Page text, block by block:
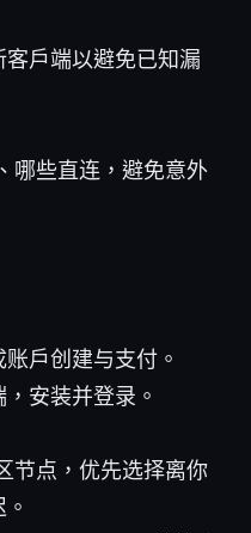
户端以避免已知漏
哪些直连，避免意外
户创建与支付。
安装并登录。
节点，优先选择离你